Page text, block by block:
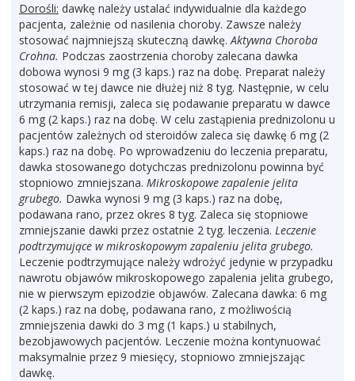
Dorośli: dawkę należy ustalać indywidualnie dla każdego
pacjenta, zależnie od nasilenia choroby. Zawsze należy
stosować najmniejszą skuteczną dawkę.Aktywna Choroba
Crohna. Podczas zaostrzenia choroby zalecana dawka
dobowa wynosi 9 mg (3 kaps.) raz na dobę. Preparat należy
stosować w tej dawce nie dłużej niż 8 tyg. Następnie, w celu
utrzymania remisji, zaleca się podawanie preparatu w dawce
6 mg (2 kaps.) raz na dobę. W celu zastąpienia prednizolonu u
pacjentów zależnych od steroidów zaleca się dawkę 6 mg (2
kaps.) raz na dobę. Po wprowadzeniu do leczenia preparatu,
dawka stosowanego dotychczas prednizolonu powinna być
stopniowo zmniejszana. Mikroskopowe zapalenie jelita
grubego. Dawka wynosi 9 mg (3 kaps.) raz na dobę,
podawana rano, przez okres 8 tyg. Zaleca się stopniowe
zmniejszanie dawki przez ostatnie 2 tyg. leczenia. Leczenie
podtrzymujące w mikroskopowym zapaleniu jelita grubego.
Leczenie podtrzymujące należy wdrożyć jedynie w przypadku
nawrotu objawów mikroskopowego zapalenia jelita grubego,
nie w pierwszym epizodzie objawów. Zalecana dawka: 6 mg
(2 kaps.) raz na dobę, podawana rano, z możliwością
zmniejszenia dawki do 3 mg (1 kaps.) u stabilnych,
bezobjawowych pacjentów. Leczenie można kontynuować
maksymalnie przez 9 miesięcy, stopniowo zmniejszając
dawkę.